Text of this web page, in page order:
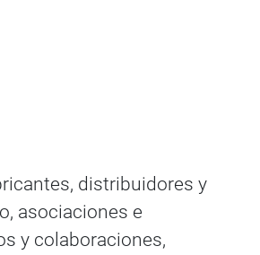
distribuidores y
asociaciones e
y colaboraciones,